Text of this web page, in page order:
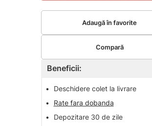
Beneficii:
•
Deschidere colet la livrare
•
Rate fara dobanda
•
Depozitare 30 de zile
Adaugă în favorite
Compară